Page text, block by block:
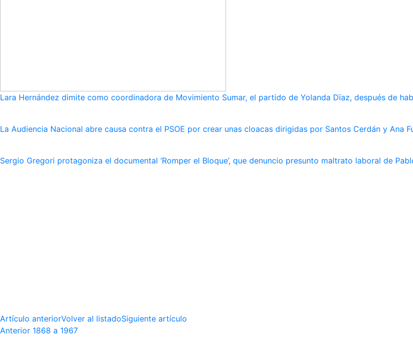
Lara Hernández dimite como coordinadora de Movimiento Sumar, el partido de Yolanda Dïaz, después de
La Audiencia Nacional abre causa contra el PSOE por crear unas cloacas dirigidas por Santos Cerdán y Ana
Sergio Gregori protagoniza el documental ‘Romper el Bloque’, que denuncio presunto maltrato laboral de
Artículo anteriorVolver al listadoSiguiente artículo
Anterior 1868 a 1967